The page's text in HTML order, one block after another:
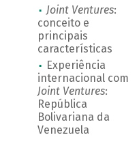
Joint Ventures:
conceito e
principais
características
Experiência
internacional com
Joint Ventures:
República
Bolivariana da
Venezuela